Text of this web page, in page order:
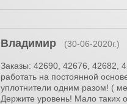
Владимир (30-06-2020г.)
Заказы: 42690, 42676, 42682,
работать на постоянной
уплотнители одним разом! (
Держите уровень! Мало таких